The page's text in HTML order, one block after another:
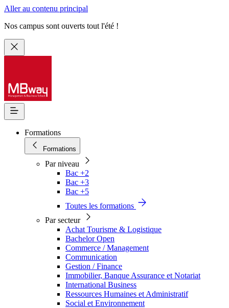
Aller au contenu principal
Nos campus sont ouverts tout l'été !
Formations
Formations
Par niveau
Bac +2
Bac +3
Bac +5
Toutes les formations
Par secteur
Achat Tourisme & Logistique
Bachelor Open
Commerce / Management
Communication
Gestion / Finance
Immobilier, Banque Assurance et Notariat
International Business
Ressources Humaines et Administratif
Social et Environnement